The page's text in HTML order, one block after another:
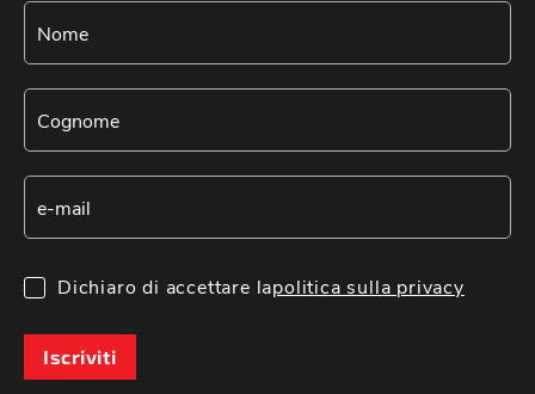
Dichiaro di accettare lapolitica sulla privacy
Iscriviti